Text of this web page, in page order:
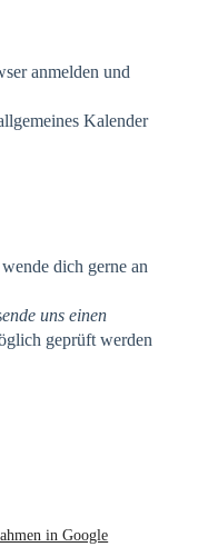
anmelden und
Kalender
dich gerne an
ende uns einen
geprüft werden
in Google